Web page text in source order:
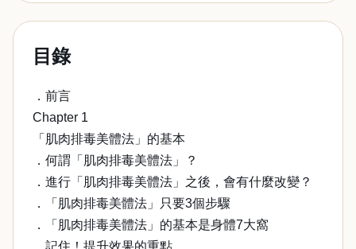
目錄
．前言
Chapter 1
「肌肉排毒美體法」的基本
．何謂「肌肉排毒美體法」？
．進行「肌肉排毒美體法」之後，會有什麼改變？
．「肌肉排毒美體法」只要3個步驟
．「肌肉排毒美體法」的基本是身體7大窩
．記住！提升效果的重點